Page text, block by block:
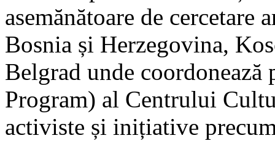
asemănătoare de cercetare
Bosnia și Herzegovina,
Belgrad unde
Program) al Centrului
activiste și inițiative